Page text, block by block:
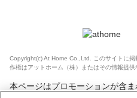
Copyright(c) At Home Co.,Ltd. このサイトに
作権はアットホーム（株）またはその情報提供
本ページはプロモーションが含ま